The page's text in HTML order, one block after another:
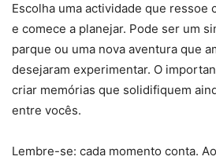
Escolha uma actividade que ressoe
e comece a planejar. Pode ser um
parque ou uma nova aventura que
desejaram experimentar. O
criar memórias que solidifiquem
entre vocês.
Lembre-se: cada momento conta.